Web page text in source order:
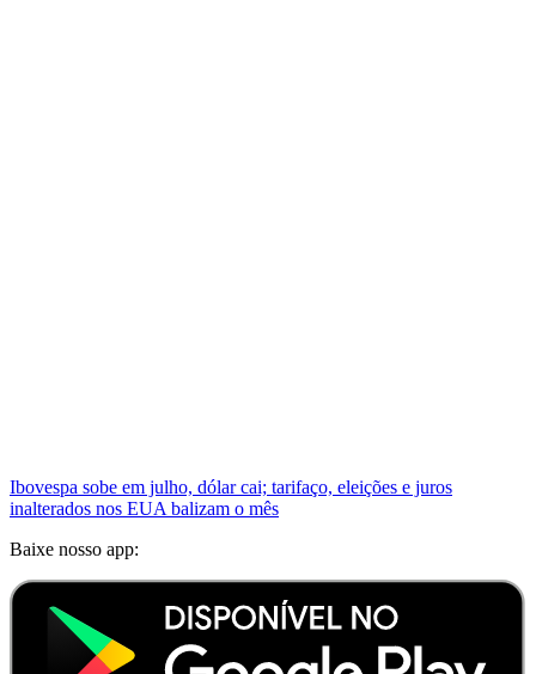
Ibovespa sobe em julho, dólar cai; tarifaço, eleições e juros
inalterados nos EUA balizam o mês
Baixe nosso app: